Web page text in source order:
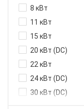
EU Hager
EU Heidelberg
EU Juice
Technology
EU KEBA
EU Mennekes
EU NRGkick
8 кВт
11 кВт
15 кВт
20 кВт (DC)
22 кВт
24 кВт (DC)
30 кВт (DC)